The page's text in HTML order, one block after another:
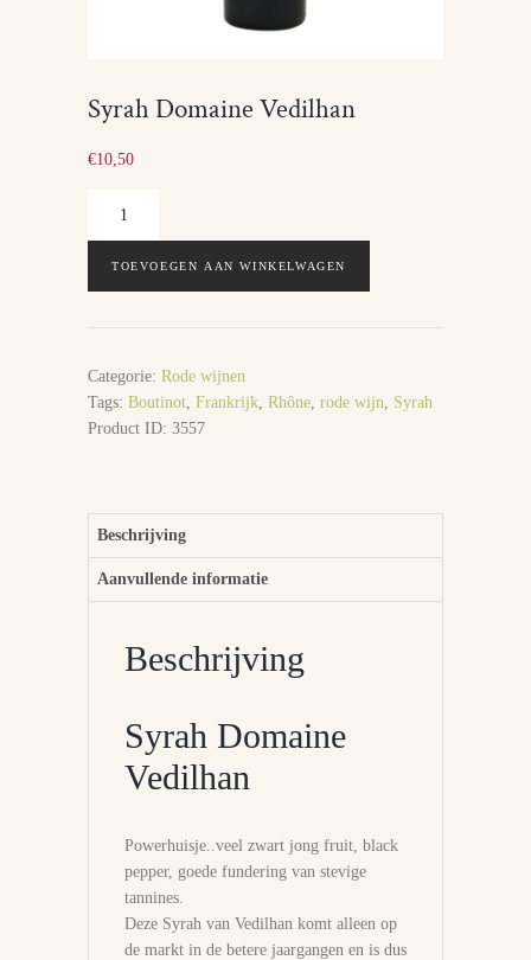
Syrah Domaine Vedilhan
€10,50
Domaine
TOEVOEGEN AAN WINKELWAGEN
Categorie: Rode wijnen
Tags: Boutinot Frankrijk Rhône rode wijn
Syrah
Product ID: 3557
Beschrijving
Aanvullende informatie
Beschrijving
Syrah Domaine
Vedilhan
Powerhuisje..veel zwart jong fruit, black
pepper, goede fundering van stevige
tannines.
Deze Syrah van Vedilhan komt alleen op
de markt in de betere jaargangen en is dus